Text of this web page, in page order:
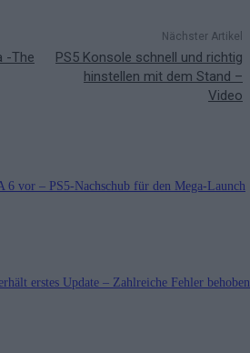
-The
Nächster Artikel
PS5 Konsole schnell und richtig
hinstellen mit dem Stand –
Video
6 vor – PS5-Nachschub für den Mega-Launch
erstes Update – Zahlreiche Fehler behoben